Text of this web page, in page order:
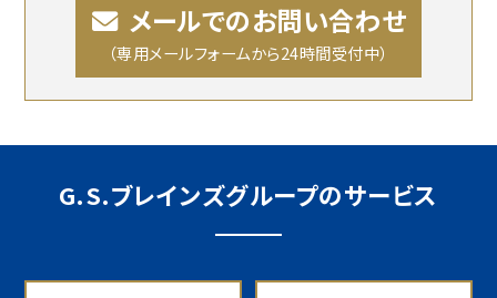
メールでのお問い合わせ
（専用メールフォームから24時間受付中）
G.S.ブレインズグループのサービス